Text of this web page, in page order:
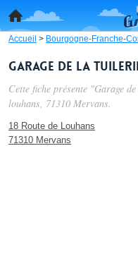
Accueil > Bourgogne-Franche-
Garage de la
Cette fiche présente "Garage
louhans, 71310 Mervans.
18 Route de Louhans
71310 Mervans